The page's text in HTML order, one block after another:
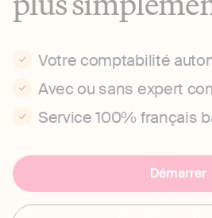
Votre comptabilité
Avec ou sans expert
Service 100% français
Démarrer